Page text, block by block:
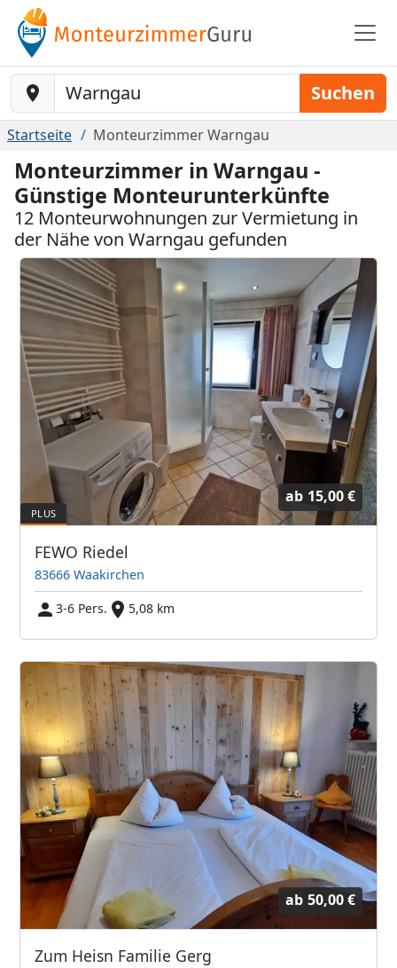
Baustelle-Location Suchen
Startseite Monteurzimmer Warngau
Monteurzimmer in Warngau -
Günstige Monteurunterkünfte
12 Monteurwohnungen zur Vermietung in
der Nähe von Warngau gefunden
ab 15,00 €
FEWO Riedel
83666 Waakirchen
3-6 Pers.
5,08 km
ab 50,00 €
Zum Heisn Familie Gerg